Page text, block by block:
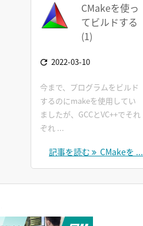
CMakeを使っ
てビルドする
(1)
 2022-03-10
今まで、プログラムをビルド
するのにmakeを使用してい
ましたが、GCCとVC++でそれ
ぞれ ...
記事を読む CMakeを ...